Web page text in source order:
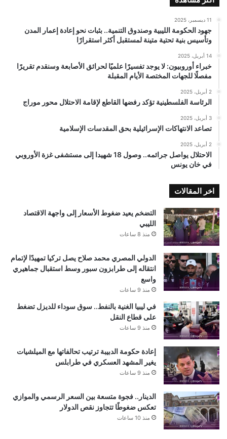
11 ديسمبر، 2025
جهود الحكومة الليبية وصندوق التنمية.. بثبات نحو إعادة إعمار المدن
وتأسيس بنية تحتية متينة لمستقبل أكثر استقرارًا
14 أبريل، 2025
خبراء أوروبيون: لا يوجد تفسيرًا علميًا لحرائق الأصابعة وسنقدم تقريرًا
مفصلًا للجهات المختصة الأيام المقبلة
2 أبريل، 2025
الرئاسة الفلسطينية تؤكد رفضها القاطع لإقامة الاحتلال محور موراج
3 أبريل، 2025
تصاعد الانتهاكات الإسرائيلية بحق المقدسات الإسلامية
2 أبريل، 2025
الاحتلال يواصل جرائمه.. وصول 18 شهيدا إلى مستشفى غزة الأوروبي
في خان يونس
اخر المقالات
التضخم يعيد ضغوط الأسعار إلى واجهة الاقتصاد
الليبي
منذ 8 ساعات
الدولي المصري محمد صلاح يصل تركيا تمهيدًا لإتمام
انتقاله إلى طرابزون سبور وسط استقبال جماهيري
واسع
منذ 9 ساعات
في ليبيا الغنية بالنفط.. سوق سوداء للديزل تضغط
على قطاع النقل
منذ 9 ساعات
إعادة حكومة الدبيبة ترتيب تحالفاتها مع الميلشيات
يغير المشهد العسكري في طرابلس
منذ 9 ساعات
الدينار.. فجوة متسعة بين السعر الرسمي والموازي
تعكس ضغوطًا تتجاوز نقص الدولار
منذ 10 ساعات